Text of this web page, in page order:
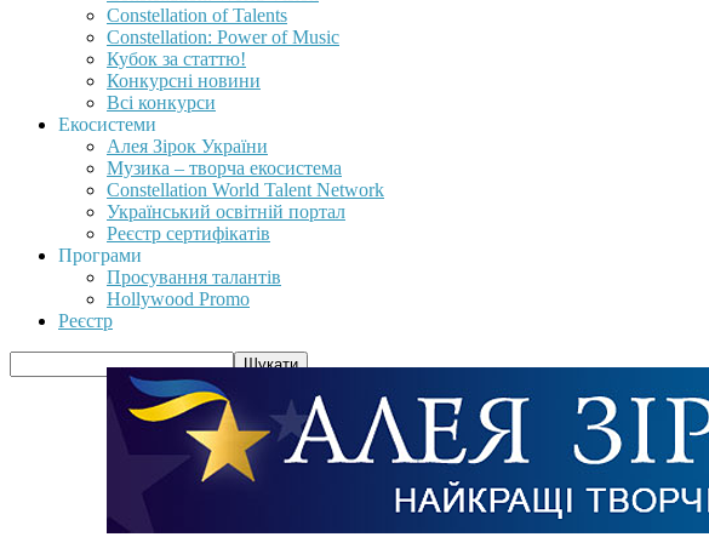
Constellation of Talents
Constellation: Power of Music
Кубок за статтю!
Конкурсні новини
Всі конкурси
Екосистеми
Алея Зірок України
Музика – творча екосистема
Constellation World Talent Network
Український освітній портал
Реєстр сертифікатів
Програми
Просування талантів
Hollywood Promo
Реєстр